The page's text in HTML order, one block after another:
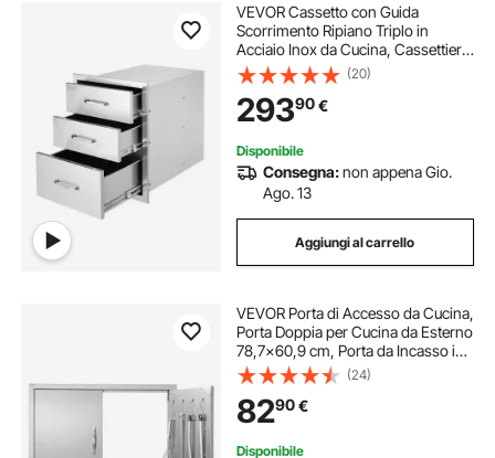
VEVOR Cassetto con Guida
Scorrimento Ripiano Triplo in
Acciaio Inox da Cucina, Cassettiera
per Isola di Cucina BBQ Cucina
Esterna Cassetto Triplo con Guide
Scorrimento in Acciaio Inox Altezza
59cm
(20)
29390€
Disponibile
Consegna:non appena Gio.
Ago. 13
Aggiungi al carrello
VEVOR Porta di Accesso da Cucina,
Porta Doppia per Cucina da Esterno
78,7x60,9 cm, Porta da Incasso in
Acciaio Inox con Maniglie e Ganci,
per Isola BBQ, Stazione per Grigliate
(24)
8290€
Disponibile